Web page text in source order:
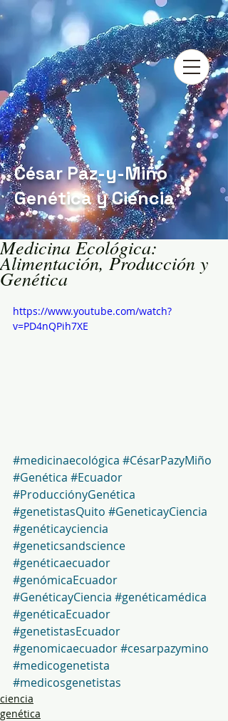
César Paz-y-Miño
Genética y Ciencia
Medicina Ecológica:
Alimentación, Producción y
Genética
https://www.youtube.com/watch?
v=PD4nQPih7XE
#medicinaecológica #CésarPazyMiño
#Genética #Ecuador
#ProducciónyGenética
#genetistasQuito #GeneticayCiencia
#genéticayciencia
#geneticsandscience
#genéticaecuador
#genómicaEcuador
#GenéticayCiencia #genéticamédica
#genéticaEcuador
#genetistasEcuador
#genomicaecuador#cesarpazymino
#medicogenetista
#medicosgenetistas
ciencia
genética